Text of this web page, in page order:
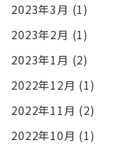
2023年3月 (1)
2023年2月 (1)
2023年1月 (2)
2022年12月 (1)
2022年11月 (2)
2022年10月 (1)